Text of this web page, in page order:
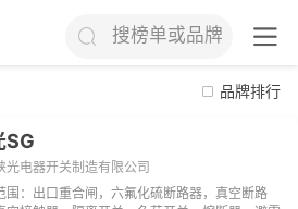
搜榜单或品牌
品牌排行
SG
光电器开关制造有限公司
围：出口重合闸，六氟化硫断路器，真空断路